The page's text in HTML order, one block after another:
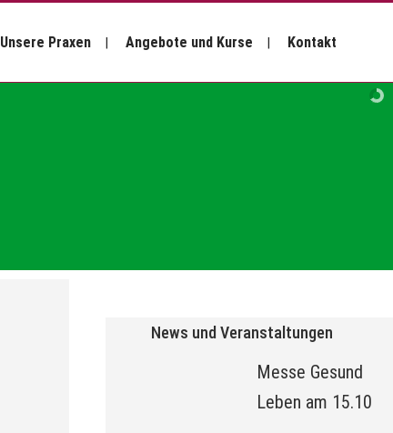
Unsere Praxen Angebote und Kurse Kontakt
News und Veranstaltungen
Messe Gesund
Leben am 15.10